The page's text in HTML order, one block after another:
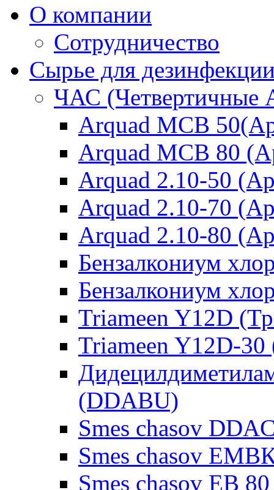
О компании
Сотрудничество
Сырье для
ЧАС (Четвертичные
Arquad MCB
Arquad MCB 80
Arquad 2.10-50
Arquad 2.10-70
Arquad 2.10-80
Бензалкониум
Бензалкониум
Triameen Y12D
Triameen Y12D-
(DDABU)
Smes chasov
Smes chasov
Smes chasov ЕВ 80